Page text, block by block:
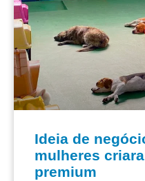
Ideia de
mulheres
premium